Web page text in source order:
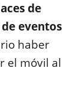
de
eventos
haber
el móvil al